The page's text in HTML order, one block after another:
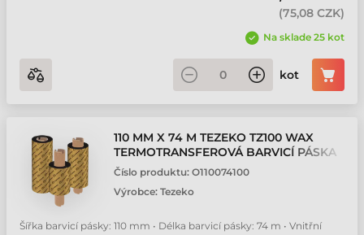
(75,08 CZK)
Na sklade 25 kot
kot
110 MM X 74 M TEZEKO TZ100 WAX
TERMOTRANSFEROVÁ BARVICÍ PÁSKA
Číslo produktu: O110074100
Výrobce: Tezeko
Šířka barvicí pásky: 110 mm • Délka barvicí pásky: 74 m • Vnitřní